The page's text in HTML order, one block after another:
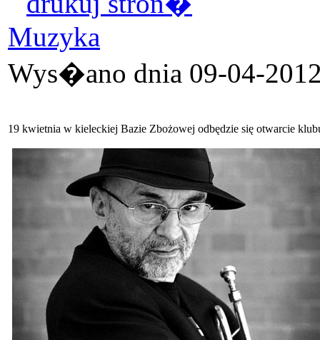
Muzyka
Wys�ano dnia 09-04-
19 kwietnia w kieleckiej Bazie Zbożowej odbędzie się otwarcie